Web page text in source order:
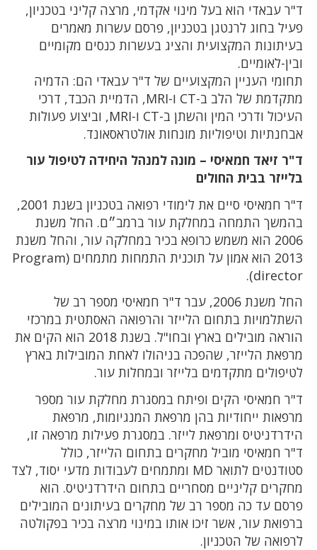
ד"ר עבאדי הוא בעל מינוי אקדמי, מרצה קליני בטכניון,
פעיל בחוג לרנטגן בטכניון, פרסם עשרות מאמרים
בעיתונות המקצועית והציג בעשרות כנסים מקומיים
ובין-לאומיים.
תחומי העניין המקצועיים של ד"ר עבאדי הם: הדמיה
מתקדמת של הלב ב-CT ו-MRI, הדמיית הכבד, דרכי
העיכול ודרכי המין והשתן ב-CT ו-MRI, וביצוע פעולות
אבחנתיות וטיפוליות מונחות אולטראסאונד.
ד"ר זיאד חמאיסי – מונה למנהל היחידה לטיפול עור
בלייזר בבית החולים
ד"ר חמאיסי סיים את לימודי רפואה בטכניון בשנת 2001,
בהמשך התמחה במחלקת עור ברמב״ם. החל משנת
2006 הוא משמש כרופא בכיר במחלקה עור, והחל משנת
2013 הוא אמון על תוכנית התמחות מתמחים (Program
director).
החל משנת 2006, עבר ד"ר חמאיסי מספר רב של
השתלמויות בתחום הלייזר והרפואה האסתטית במרכזי
הוראה מובילים בארץ ובחו"ל. בשנת 2018 הוא הקים את
מרפאת הלייזר, שהפכה בניהולו לאחת המובילות בארץ
לטיפולים מתקדמים בלייזר ובמחלות עור.
ד"ר חמאיסי הקים ופיתח במסגרת מחלקת עור מספר
מרפאות ייחודיות בהן מרפאת המנגיומות, מרפאת
הידרדניטיס ומרפאת לייזר. במסגרת פעילות מרפאה זו,
ד"ר חמאיסי מוביל מחקרים בתחום הלייזר, כולל
סטודנטים לתואר MD ומתמחים לעבודות מדעי יסוד, לצד
מחקרים קליניים מסחריים בתחום הידרדניטיס. הוא
פרסם עד כה מספר רב של מחקרים בעיתונים המובילים
ברפואת עור, אשר זיכו אותו במינוי מרצה בכיר בפקולטה
לרפואה של הטכניון.